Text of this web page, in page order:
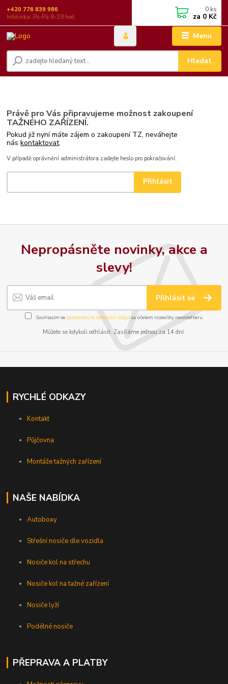
Menu
Hledat
+420 776 839 986
Infolinka: Po-Pá 8-18 hod.
0 ks
za 0 Kč
Právě pro Vás připravujeme možnost zakoupení
TAŽNÉHO ZAŘÍZENÍ.
Pokud již nyní máte zájem o zakoupení TZ, neváhejte
náskontaktovat.
V případě oprávnění administrátora zadejte heslo pro pokračování.
Nepropásněte novinky, akce a
slevy!
Přihlásit se
Souhlasím se zpracováním osobních údajůza účelem rozesílky newsletteru.
Můžete se kdykoli odhlásit. Zasíláme jednou za 14 dní.
RYCHLÉ ODKAZY
Kontakt
Půjčovna
Montáže tažných zařízení
NAŠE NABÍDKA
Autoboxy
Střešní nosiče dle vozidla
Nosiče kol na střechu
Nosiče kol na tažné zařízení
Nosiče lyží
Podélné nosiče
PŘEPRAVA A PLATBY